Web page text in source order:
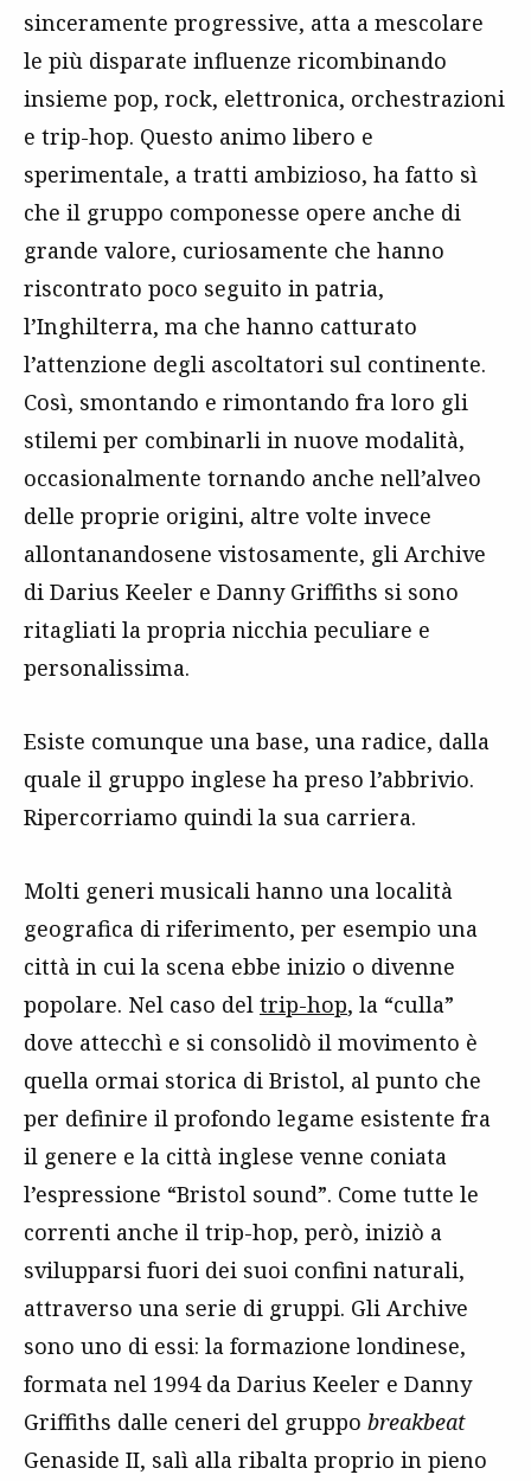
sinceramente progressive, atta a mescolare
le più disparate influenze ricombinando
insieme pop, rock, elettronica, orchestrazioni
e trip-hop. Questo animo libero e
sperimentale, a tratti ambizioso, ha fatto sì
che il gruppo componesse opere anche di
grande valore, curiosamente che hanno
riscontrato poco seguito in patria,
l’Inghilterra, ma che hanno catturato
l’attenzione degli ascoltatori sul continente.
Così, smontando e rimontando fra loro gli
stilemi per combinarli in nuove modalità,
occasionalmente tornando anche nell’alveo
delle proprie origini, altre volte invece
allontanandosene vistosamente, gli Archive
di Darius Keeler e Danny Griffiths si sono
ritagliati la propria nicchia peculiare e
personalissima.
Esiste comunque una base, una radice, dalla
quale il gruppo inglese ha preso l’abbrivio.
Ripercorriamo quindi la sua carriera.
Molti generi musicali hanno una località
geografica di riferimento, per esempio una
città in cui la scena ebbe inizio o divenne
popolare. Nel caso del trip-hop, la “culla”
dove attecchì e si consolidò il movimento è
quella ormai storica di Bristol, al punto che
per definire il profondo legame esistente fra
il genere e la città inglese venne coniata
l’espressione “Bristol sound”. Come tutte le
correnti anche il trip-hop, però, iniziò a
svilupparsi fuori dei suoi confini naturali,
attraverso una serie di gruppi. Gli Archive
sono uno di essi: la formazione londinese,
formata nel 1994 da Darius Keeler e Danny
Griffiths dalle ceneri del gruppo breakbeat
Genaside II, salì alla ribalta proprio in pieno